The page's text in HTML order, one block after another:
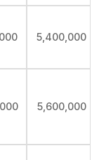
5,400,000
5,600,000